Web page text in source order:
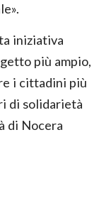
iniziativa
più ampio,
i cittadini più
di solidarietà
di Nocera